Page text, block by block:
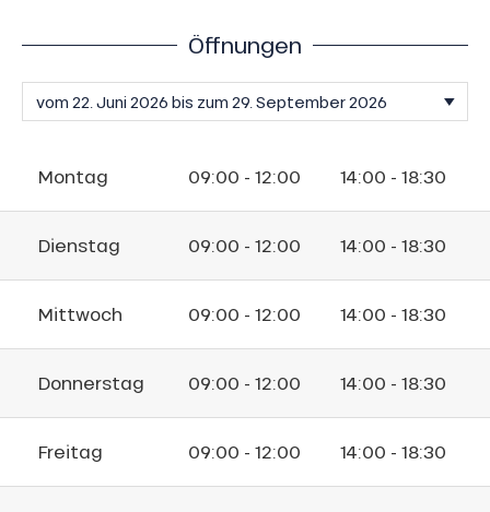
Öffnungen
Montag 09:00 - 12:00 14:00 - 18:30
Dienstag 09:00 - 12:00 14:00 - 18:30
Mittwoch 09:00 - 12:00 14:00 - 18:30
Donnerstag 09:00 - 12:00 14:00 - 18:30
Freitag 09:00 - 12:00 14:00 - 18:30